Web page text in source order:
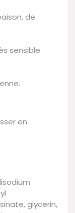
de
sensible
en
glycerin,